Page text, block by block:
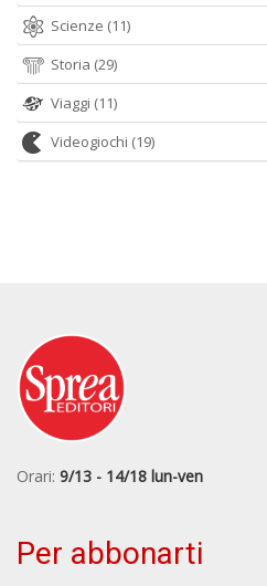
Scienze (11)
Storia (29)
Viaggi (11)
Videogiochi (19)
Orari: 9/13 - 14/18 lun-ven
Per abbonarti